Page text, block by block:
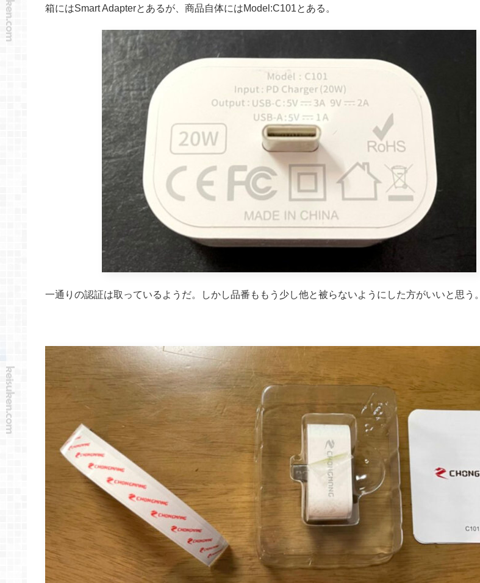
箱にはSmart Adapterとあるが、商品自体にはModel:C101とある。
一通りの認証は取っているようだ。しかし品番ももう少し他と被らないようにした方がいいと思う。